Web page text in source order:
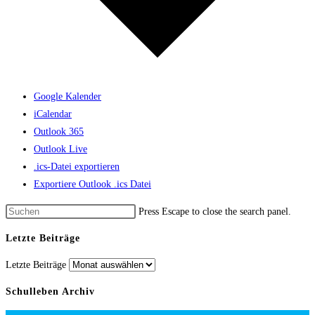
Google Kalender
iCalendar
Outlook 365
Outlook Live
.ics-Datei exportieren
Exportiere Outlook .ics Datei
Press Escape to close the search panel.
Letzte Beiträge
Letzte Beiträge
Schulleben Archiv